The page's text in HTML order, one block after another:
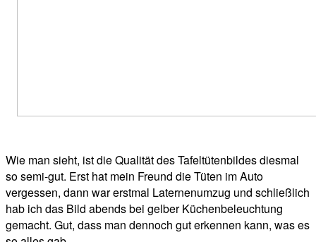
Wie man sieht, ist die Qualität des Tafeltütenbildes diesmal
so semi-gut. Erst hat mein Freund die Tüten im Auto
vergessen, dann war erstmal Laternenumzug und schließlich
hab ich das Bild abends bei gelber Küchenbeleuchtung
gemacht. Gut, dass man dennoch gut erkennen kann, was es